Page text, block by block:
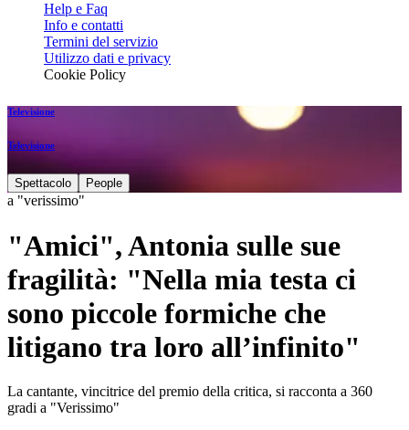
Help e Faq
Info e contatti
Termini del servizio
Utilizzo dati e privacy
Cookie Policy
Televisione
Televisione
Spettacolo People
a "verissimo"
"Amici", Antonia sulle sue
fragilità: "Nella mia testa ci
sono piccole formiche che
litigano tra loro all’infinito"
La cantante, vincitrice del premio della critica, si racconta a 360
gradi a "Verissimo"